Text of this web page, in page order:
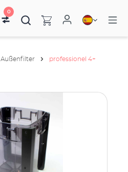
0
Außenfilter professionel 4+